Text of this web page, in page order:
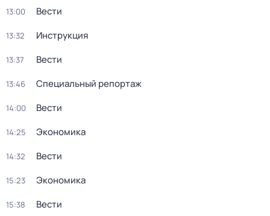
13:00 Вести
13:32 Инструкция
13:37 Вести
13:46 Специальный репортаж
14:00 Вести
14:25 Экономика
14:32 Вести
15:23 Экономика
15:38 Вести